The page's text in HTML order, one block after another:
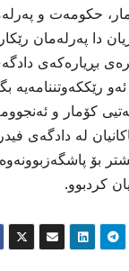
حکومەت و
دا پەرلەمان
بڕیارەکەی
رێککەوتننامەیە
کۆمار و
لە دادگەی
بۆ
کردبوو.